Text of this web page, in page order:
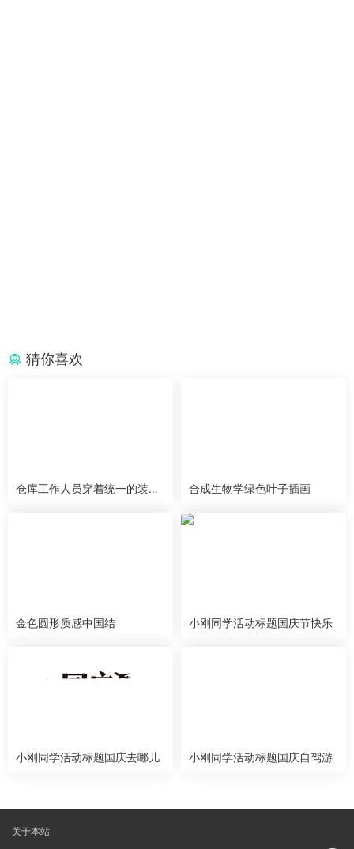
猜你喜欢
仓库工作人员穿着统一的装包
合成生物学绿色叶子插画
金色圆形质感中国结 小刚同学活动标题国庆节快乐
小刚同学活动标题国庆去哪儿 小刚同学活动标题国庆自驾游
关于本站